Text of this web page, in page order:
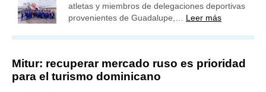
atletas y miembros de delegaciones deportivas
provenientes de Guadalupe,… Leer más
Mitur: recuperar mercado ruso es prioridad
para el turismo dominicano